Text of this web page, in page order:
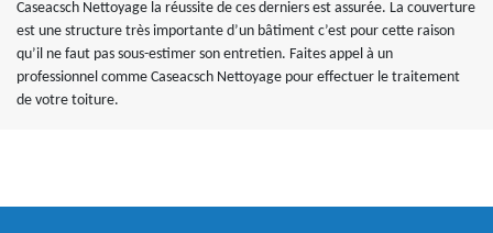
Caseacsch Nettoyage la réussite de ces derniers est assurée. La couverture
est une structure très importante d’un bâtiment c’est pour cette raison
qu’il ne faut pas sous-estimer son entretien. Faites appel à un
professionnel comme Caseacsch Nettoyage pour effectuer le traitement
de votre toiture.